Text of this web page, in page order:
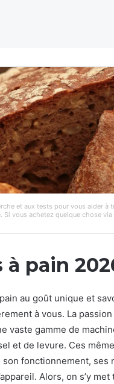
et aux tests pour vous aider à
vous achetez quelque chose
pain
au goût unique et
à vous. La
vaste gamme de
et de levure. Ces
fonctionnement, ses
Alors, on s’y